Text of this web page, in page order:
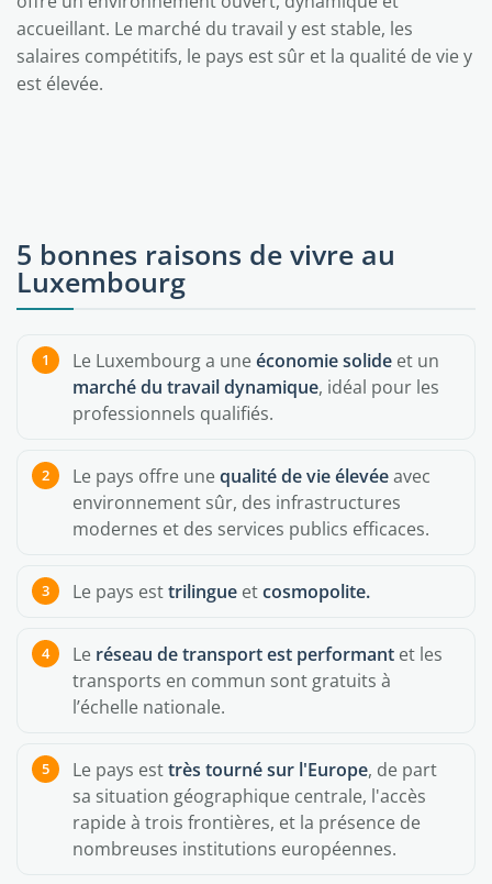
accueillant. Le marché du travail y est stable, les
salaires compétitifs, le pays est sûr et la qualité de vie y
est élevée.
5 bonnes raisons de vivre au
Luxembourg
Le Luxembourg a uneéconomie solide et un
marché du travail dynamique, idéal pour les
professionnels qualifiés.
Le pays offre unequalité de vie élevéeavec
environnement sûr, des infrastructures
modernes et des services publics efficaces.
Le pays esttrilingue etcosmopolite.
Le réseau de transport est performant et les
transports en commun sont gratuits à
l’échelle nationale.
Le pays esttrès tourné sur l'Europe, de part
sa situation géographique centrale, l'accès
rapide à trois frontières, et la présence de
nombreuses institutions européennes.